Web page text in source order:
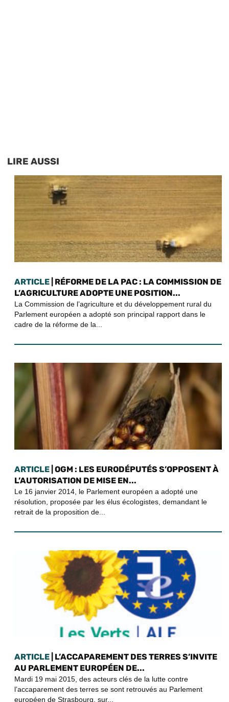
LIRE AUSSI
ARTICLE | RÉFORME DE LA PAC : LA COMMISSION DE
L’AGRICULTURE ADOPTE UNE POSITION...
La Commission de l’agriculture et du développement rural du
Parlement européen a adopté son principal rapport dans le
cadre de la réforme de la...
ARTICLE | OGM : LES EURODÉPUTÉS S’OPPOSENT À
L’AUTORISATION DE MISE EN...
Le 16 janvier 2014, le Parlement européen a adopté une
résolution, proposée par les élus écologistes, demandant le
retrait de la proposition de...
ARTICLE | L’ACCAPAREMENT DES TERRES S’INVITE
AU PARLEMENT EUROPÉEN DE...
Mardi 19 mai 2015, des acteurs clés de la lutte contre
l’accaparement des terres se sont retrouvés au Parlement
européen de Strasbourg, sur...